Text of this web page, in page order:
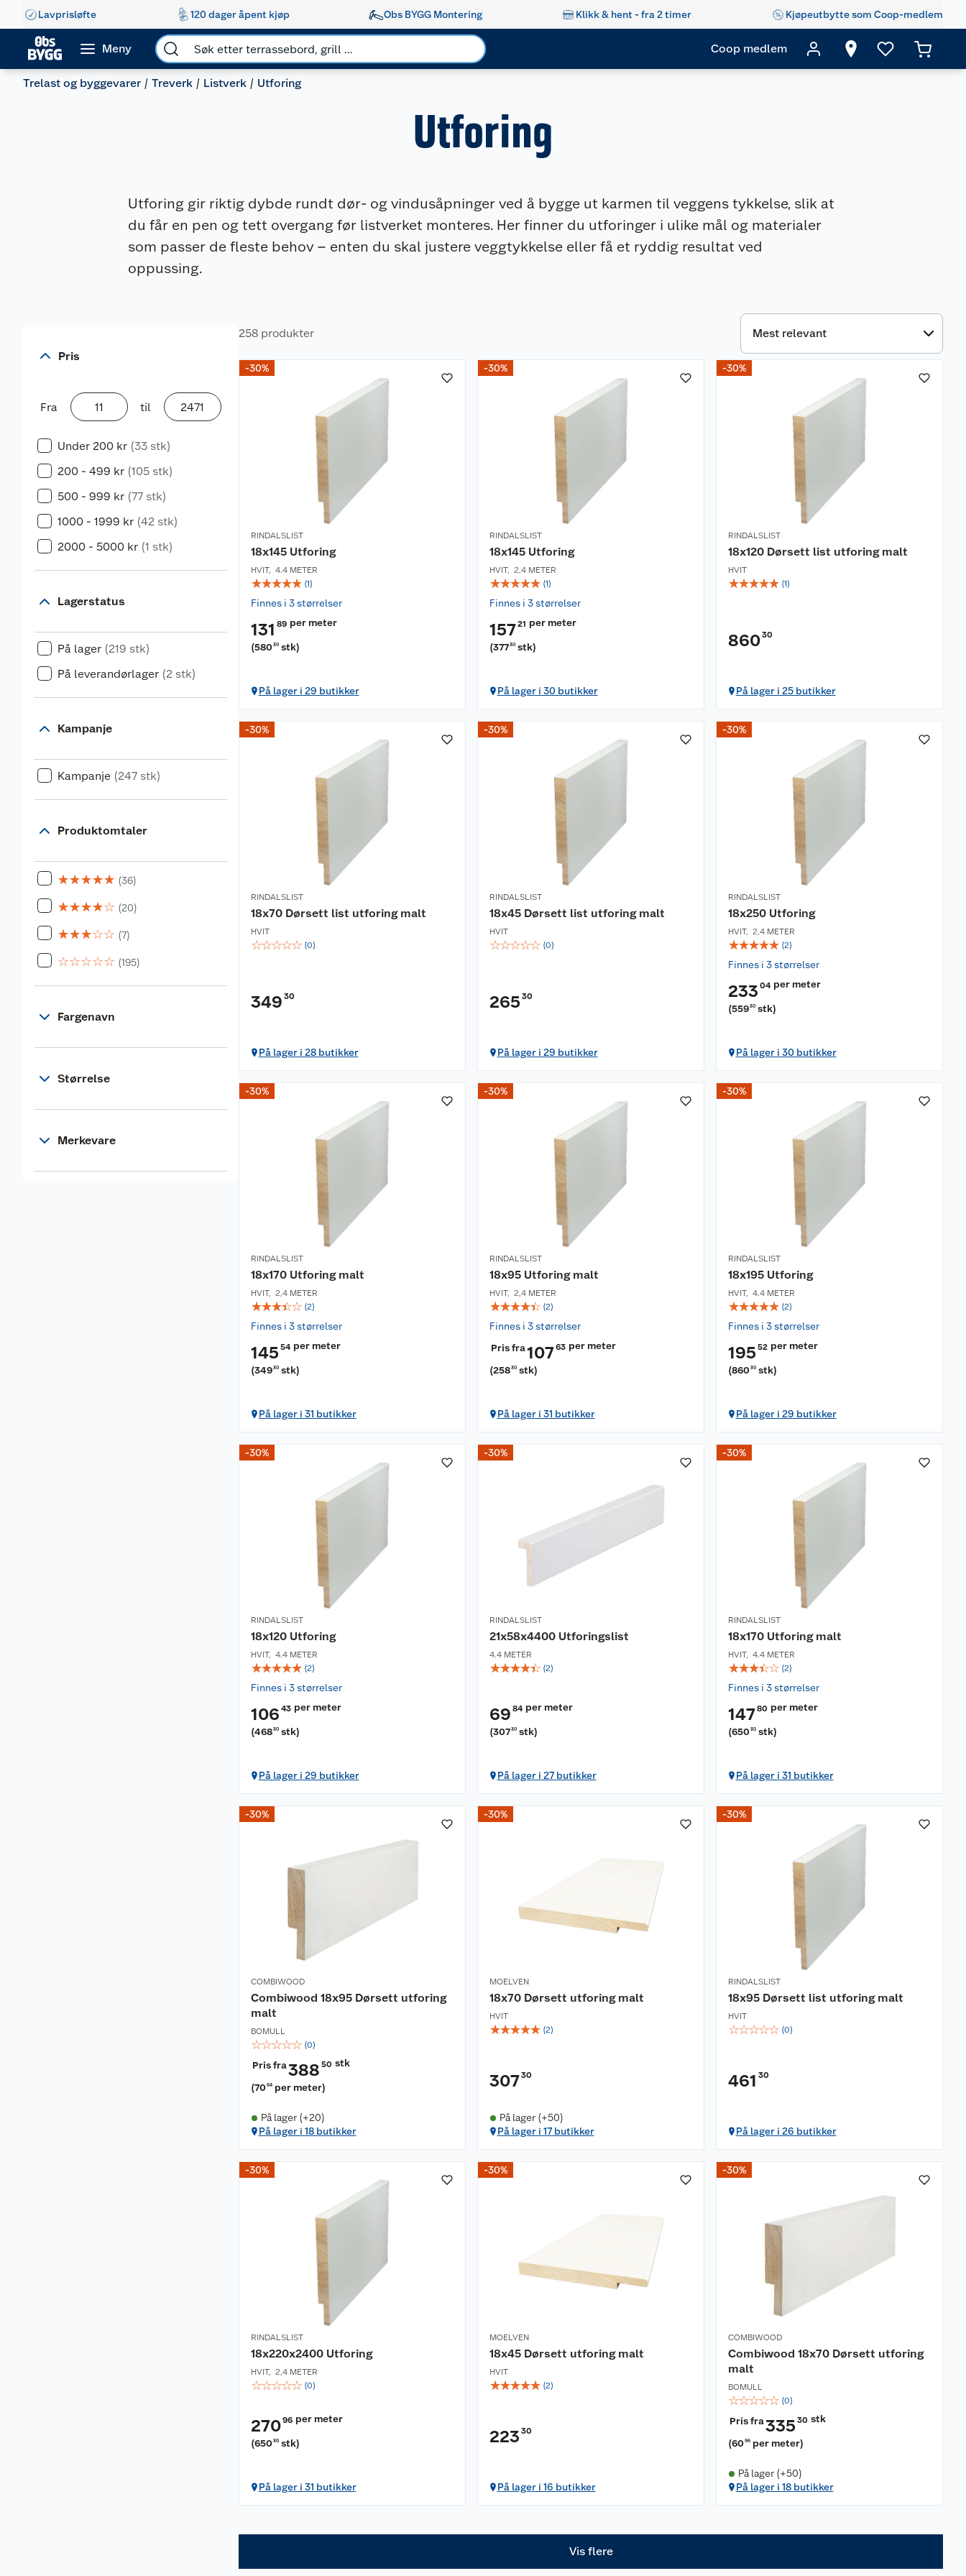
Lavprisløfte 120 dager åpent kjøp Obs BYGG Montering Klikk & hent - fra 2 timer Kjøpeutbytte som Coop-medlem
Meny Coop medlem
Trelast og byggevarer Treverk Listverk Utforing
Utforing
Utforing gir riktig dybde rundt dør- og vindusåpninger ved å bygge ut karmen til veggens tykkelse, slik at
du får en pen og tett overgang før listverket monteres. Her finner du utforinger i ulike mål og materialer
som passer de fleste behov – enten du skal justere veggtykkelse eller få et ryddig resultat ved
oppussing.
Pris
Fra til
Under 200 kr (33 stk)
200 - 499 kr (105 stk)
500 - 999 kr (77 stk)
1000 - 1999 kr (42 stk)
2000 - 5000 kr (1 stk)
Lagerstatus
På lager (219 stk)
På leverandørlager (2 stk)
Kampanje
Kampanje (247 stk)
Produktomtaler
☆☆☆☆☆ (36)
☆☆☆☆☆ (20)
☆☆☆☆☆ (7)
☆☆☆☆☆ (195)
Fargenavn
Størrelse
Merkevare
258 produkter
-30%
RINDALSLIST
18x145 Utforing
HVIT, 4.4 METER
☆☆☆☆☆ (1)
Finnes i 3 størrelser
131 89 per meter
(58030 stk)
På lager i 29 butikker
-30%
RINDALSLIST
18x145 Utforing
HVIT, 2,4 METER
☆☆☆☆☆ (1)
Finnes i 3 størrelser
15721 per meter
(37730 stk)
På lager i 30 butikker
-30%
RINDALSLIST
18x120 Dørsett list utforing malt
HVIT
☆☆☆☆☆ (1)
86030
På lager i 25 butikker
-30%
RINDALSLIST
18x70 Dørsett list utforing malt
HVIT
☆☆☆☆☆ (0)
349 30
På lager i 28 butikker
-30%
RINDALSLIST
18x45 Dørsett list utforing malt
HVIT
☆☆☆☆☆ (0)
265 30
På lager i 29 butikker
-30%
RINDALSLIST
18x250 Utforing
HVIT, 2,4 METER
☆☆☆☆☆ (2)
Finnes i 3 størrelser
233 04 per meter
(55930 stk)
På lager i 30 butikker
-30%
RINDALSLIST
18x170 Utforing malt
HVIT, 2,4 METER
☆☆☆☆☆ (2)
Finnes i 3 størrelser
145 54 per meter
(34930 stk)
På lager i 31 butikker
-30%
RINDALSLIST
18x95 Utforing malt
HVIT, 2,4 METER
☆☆☆☆☆ (2)
Finnes i 3 størrelser
Pris fra10763 per meter
(25830 stk)
På lager i 31 butikker
-30%
RINDALSLIST
18x195 Utforing
HVIT, 4.4 METER
☆☆☆☆☆ (2)
Finnes i 3 størrelser
195 52 per meter
(86030 stk)
På lager i 29 butikker
-30%
RINDALSLIST
18x120 Utforing
HVIT, 4.4 METER
☆☆☆☆☆ (2)
Finnes i 3 størrelser
106 43 per meter
(46830 stk)
På lager i 29 butikker
-30%
RINDALSLIST
21x58x4400 Utforingslist
4.4 METER
☆☆☆☆☆ (2)
69 84 per meter
(30730 stk)
På lager i 27 butikker
-30%
RINDALSLIST
18x170 Utforing malt
HVIT, 4.4 METER
☆☆☆☆☆ (2)
Finnes i 3 størrelser
14780 per meter
(65030 stk)
På lager i 31 butikker
-30%
COMBIWOOD
Combiwood 18x95 Dørsett utforing
malt
BOMULL
☆☆☆☆☆ (0)
Pris fra388 50 stk
(7064 per meter)
På lager (+20)
På lager i 18 butikker
-30%
MOELVEN
18x70 Dørsett utforing malt
HVIT
☆☆☆☆☆ (2)
30730
På lager (+50)
På lager i 17 butikker
-30%
RINDALSLIST
18x95 Dørsett list utforing malt
HVIT
☆☆☆☆☆ (0)
461 30
På lager i 26 butikker
-30%
RINDALSLIST
18x220x2400 Utforing
HVIT, 2,4 METER
☆☆☆☆☆ (0)
27096 per meter
(65030 stk)
På lager i 31 butikker
-30%
MOELVEN
18x45 Dørsett utforing malt
HVIT
☆☆☆☆☆ (2)
223 30
På lager i 16 butikker
-30%
COMBIWOOD
Combiwood 18x70 Dørsett utforing
malt
BOMULL
☆☆☆☆☆ (0)
Pris fra335 30 stk
(6096 per meter)
På lager (+50)
På lager i 18 butikker
Vis flere